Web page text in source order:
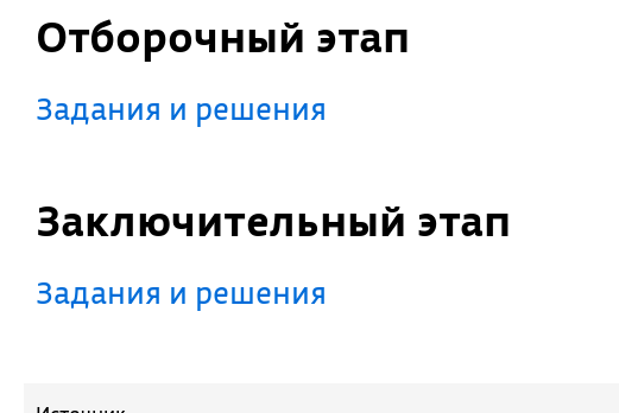
Отборочный этап
Задания и решения
Заключительный этап
Задания и решения